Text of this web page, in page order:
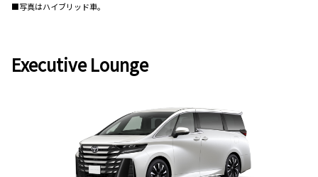
■写真はハイブリッド車。
Executive Lounge